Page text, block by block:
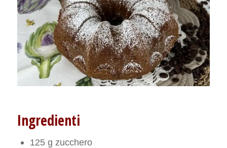
Ingredienti
125 g zucchero